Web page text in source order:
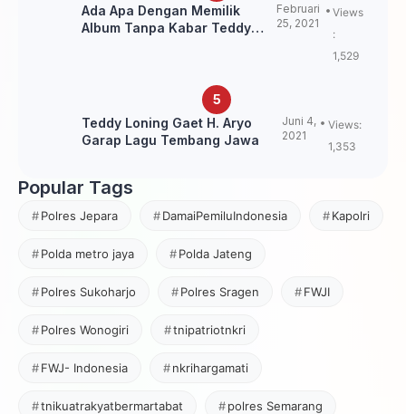
Ada Apa Dengan Memilik
Album Tanpa Kabar Teddy
Februari
25, 2021
Views
:
1,529
Teddy Loning Gaet H. Aryo
Garap Lagu Tembang Jawa
Juni 4,
2021
Views:
1,353
Popular Tags
Polres Jepara DamaiPemiluIndonesia Kapolri
Polda metro jaya Polda Jateng
Polres Sukoharjo Polres Sragen FWJI
Polres Wonogiri tnipatriotnkri
FWJ- Indonesia nkrihargamati
tnikuatrakyatbermartabat polres Semarang